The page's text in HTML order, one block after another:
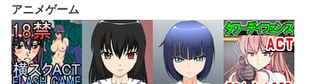
アニメゲーム